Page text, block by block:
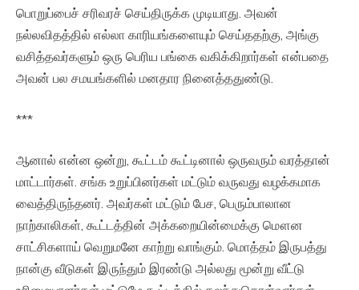
பொறுப்பைச் சரிவரச் செய்திருக்க முடியாது. அவன்
நல்லவிதத்தில் எல்லா காரியங்களையும் செய்ததற்கு, அங்கு
வசித்தவர்களும் ஒரு பெரிய பங்கை வகிக்கிறார்கள் என்பதை
அவன் பல சமயங்களில் மனதார நினைத்ததுண்டு.
***
ஆனால் என்ன ஒன்று, கூட்டம் கூட்டினால் ஒருவரும் வரத்தான்
மாட்டார்கள். சங்க உறுப்பினர்கள் மட்டும் வருவது வழக்கமாக
வைத்திருந்தனர். அவர்கள் மட்டும் பேச, பெரும்பாலான
நாற்காலிகள், கூட்டத்தின் அக்கறையின்மைக்கு மௌன
சாட்சிகளாய் வெறுமனே காற்று வாங்கும். மொத்தம் இருபத்து
நான்கு வீடுகள் இருந்தும் இரண்டு அல்லது மூன்று வீட்டு